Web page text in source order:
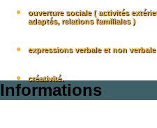
ouverture sociale ( activités
adaptés, relations familiales )
expressions verbale et non verbale
créativité.
Informations